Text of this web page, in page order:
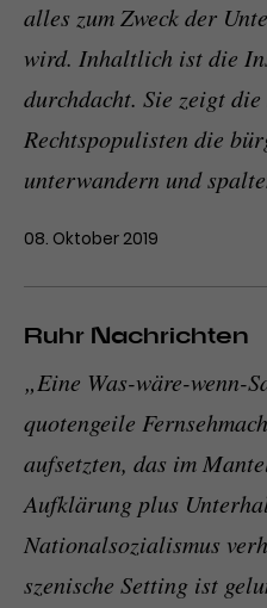
alles zum Zweck der
wird. Inhaltlich ist die
durchdacht. Sie zeigt
Rechtspopulisten die
unterwandern und
08. Oktober 2019
Ruhr Nachrichten
„Eine Was-wäre-wenn-
quotengeile
aufsetzten, das im
Aufklärung plus
Nationalsozialismus
szenische Setting ist